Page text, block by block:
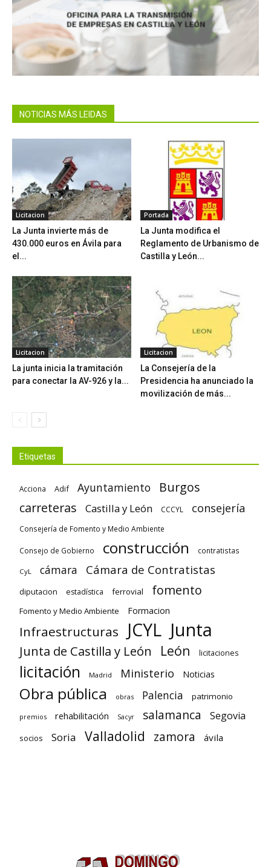
NOTICIAS MÁS LEIDAS
Licitacion
La Junta invierte más de
430.000 euros en Ávila para
el...
Portada
La Junta modifica el
Reglamento de Urbanismo de
Castilla y León...
Licitacion
La junta inicia la tramitación
para conectar la AV-926 y la...
Licitacion
La Consejería de la
Presidencia ha anunciado la
movilización de más...
Etiquetas
Acciona Adif Ayuntamiento
Burgos
carreteras
Castilla y León CCCYL consejería
Consejería de Fomento y Medio Ambiente
Consejo de Gobierno construcción contratistas
CyL cámara Cámara de Contratistas
diputacion estadística ferrovial fomento
Fomento y Medio Ambiente Formacion
Infraestructuras JCYL Junta
Junta de Castilla y León León licitaciones
licitación Madrid Ministerio Noticias
Obra pública obras Palencia patrimonio
premios rehabilitación Sacyr salamanca Segovia
socios Soria Valladolid zamora ávila